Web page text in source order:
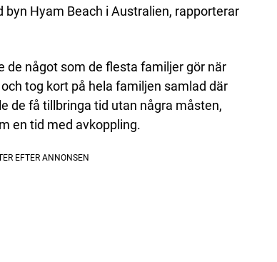
Hyam Beach i Australien, rapporterar
de något som de flesta familjer gör när
tog kort på hela familjen samlad där
de få tillbringa tid utan några måsten,
en tid med avkoppling.